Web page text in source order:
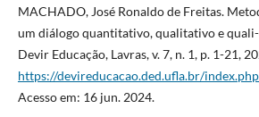
MACHADO, José Ronaldo de Freitas.
um diálogo quantitativo, qualitativo e
Devir Educação, Lavras, v. 7, n. 1, p. 1-21,
https://devireducacao.ded.ufla.br/
Acesso em: 16 jun. 2024.